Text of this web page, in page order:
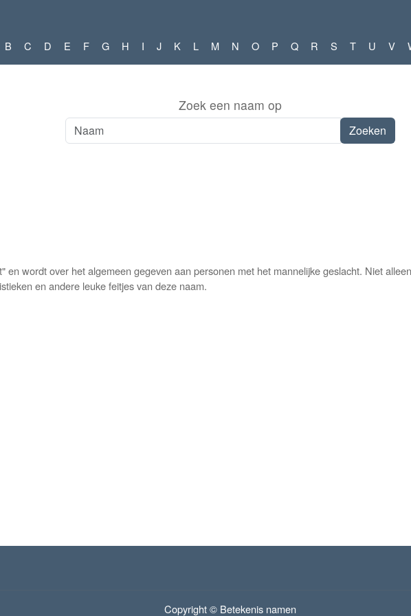
B C D E F G H I J K L M N O P Q R S T U V
Zoek een naam op
en wordt over het algemeen gegeven aan personen met het mannelijke geslacht. Niet
en andere leuke feitjes van deze naam.
Copyright © Betekenis namen